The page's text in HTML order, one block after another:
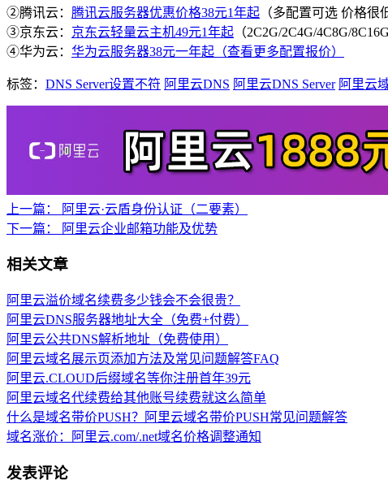
②腾讯云： 腾讯云服务器优惠价格38元1年起 （多配置可选 价格很
③京东云： 京东云轻量云主机49元1年起 （2C2G/2C4G/4C8G/
④华为云： 华为云服务器38元一年起（查看更多配置报价）
标签： DNS Server设置不符 阿里云DNS 阿里云DNS Server 阿里云
上一篇：
阿里云·云盾身份认证（二要素）
下一篇：
阿里云企业邮箱功能及优势
相关文章
阿里云溢价域名续费多少钱会不会很贵？
阿里云DNS服务器地址大全（免费+付费）
阿里云公共DNS解析地址（免费使用）
阿里云域名展示页添加方法及常见问题解答FAQ
阿里云.CLOUD后缀域名等你注册首年39元
阿里云域名代续费给其他账号续费就这么简单
什么是域名带价PUSH？阿里云域名带价PUSH常见问题解答
域名涨价：阿里云.com/.net域名价格调整通知
发表评论